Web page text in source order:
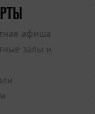
афиша
залы и